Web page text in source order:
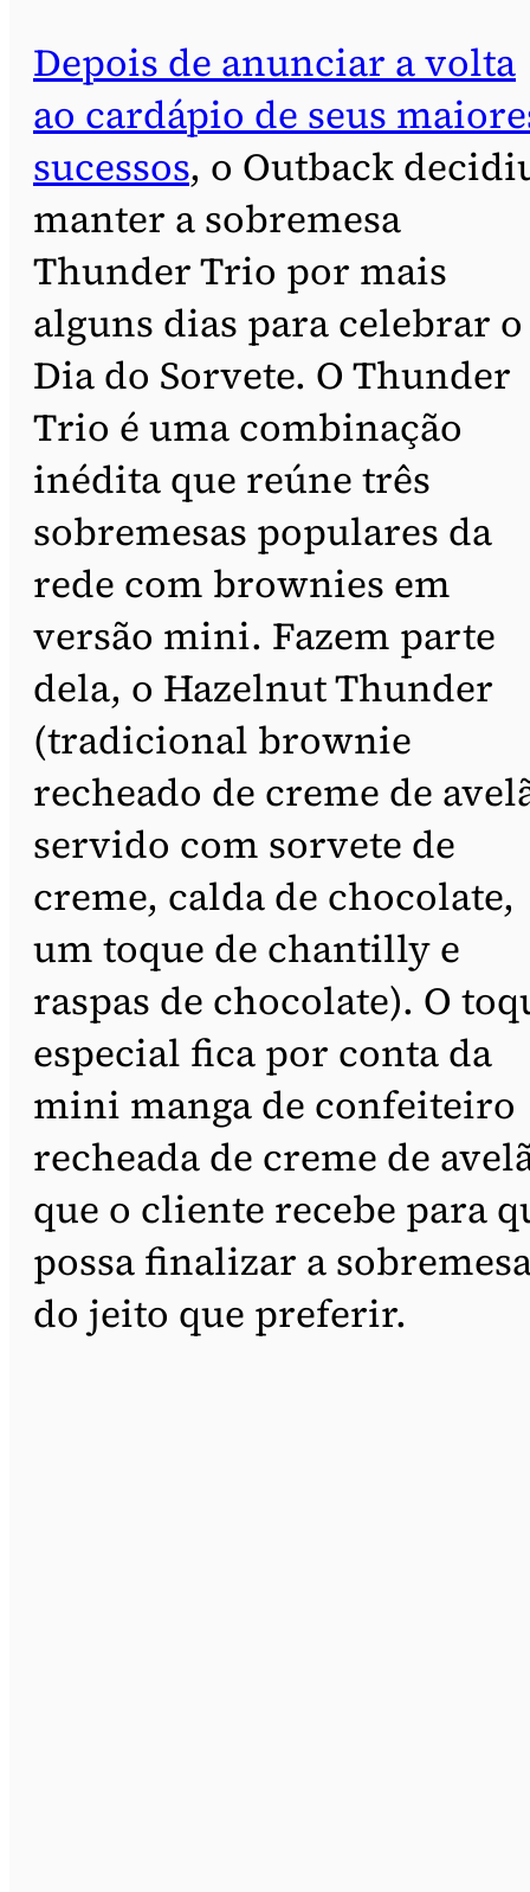
Depois de anunciar a volta
ao cardápio de seus
sucessos, o Outback
manter a sobremesa
Thunder Trio por mais
alguns dias para celebrar o
Dia do Sorvete. O Thunder
Trio é uma combinação
inédita que reúne três
sobremesas populares da
rede com brownies em
versão mini. Fazem parte
dela, o Hazelnut Thunder
(tradicional brownie
recheado de creme de
servido com sorvete de
creme, calda de chocolate,
um toque de chantilly e
raspas de chocolate). O
especial fica por conta da
mini manga de confeiteiro
recheada de creme de
que o cliente recebe para
possa finalizar a
do jeito que preferir.